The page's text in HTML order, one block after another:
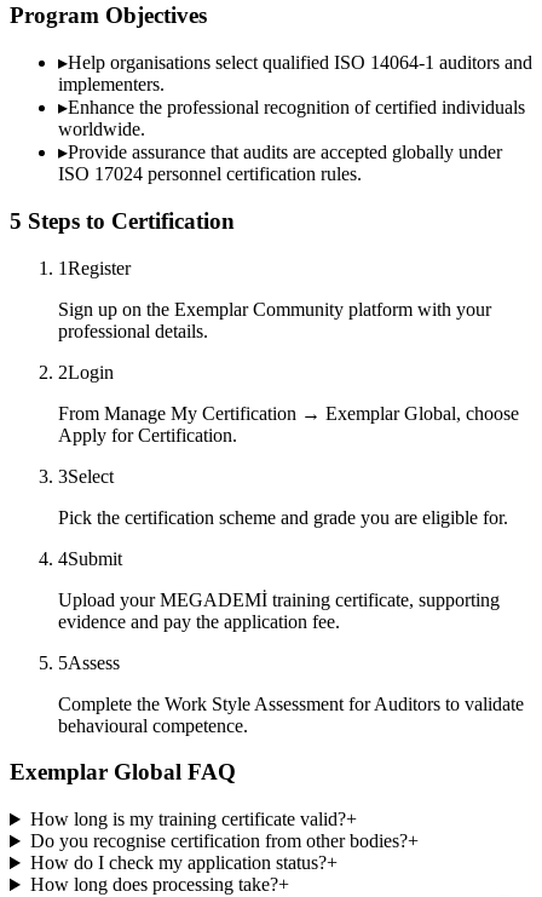
Program Objectives
▸Help organisations select qualified ISO 14064-1 auditors and
implementers.
▸Enhance the professional recognition of certified individuals
worldwide.
▸Provide assurance that audits are accepted globally under
ISO 17024 personnel certification rules.
5 Steps to Certification
1Register
Sign up on the Exemplar Community platform with your
professional details.
2Login
From Manage My Certification → Exemplar Global, choose
Apply for Certification.
3Select
Pick the certification scheme and grade you are eligible for.
4Submit
Upload your MEGADEMİ training certificate, supporting
evidence and pay the application fee.
5Assess
Complete the Work Style Assessment for Auditors to validate
behavioural competence.
Exemplar Global FAQ
How long is my training certificate valid?+
Do you recognise certification from other bodies?+
How do I check my application status?+
How long does processing take?+